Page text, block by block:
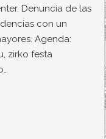
Denuncia de las
con un
Agenda:
zirko festa